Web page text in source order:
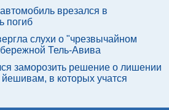
врезался в
погиб
слухи о "чрезвычайном
Тель-Авива
заморозить решение о лишении
йешивам, в которых учатся